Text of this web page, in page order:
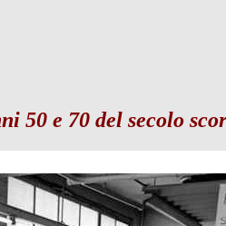
50 e 70 del secolo